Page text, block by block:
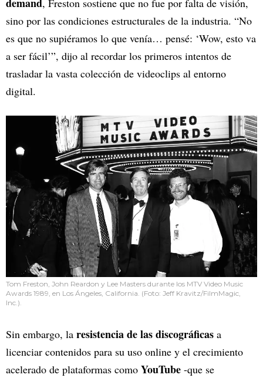
demand, Freston sostiene que no fue por falta de visión,
sino por las condiciones estructurales de la industria. “No
es que no supiéramos lo que venía… pensé: ‘Wow, esto va
a ser fácil’”, dijo al recordar los primeros intentos de
trasladar la vasta colección de videoclips al entorno
digital.
Tom Freston, John Reardon y Lee Masters durante los MTV Video Music
Awards 1989, en Los Ángeles, California. (Foto: Jeff Kravitz/FilmMagic,
Inc.).
Sin embargo, la resistencia de las discográficas a
licenciar contenidos para su uso online y el crecimiento
acelerado de plataformas como YouTube -que se